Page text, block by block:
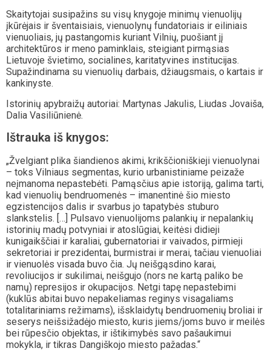
Skaitytojai susipažins su visų knygoje minimų vienuolijų
įkūrėjais ir šventaisiais, vienuolynų fundatoriais ir eiliniais
vienuoliais, jų pastangomis kuriant Vilnių, puošiant jį
architektūros ir meno paminklais, steigiant pirmąsias
Lietuvoje švietimo, socialines, karitatyvines institucijas.
Supažindinama su vienuolių darbais, džiaugsmais, o kartais ir
kankinyste.
Istorinių apybraižų autoriai: Martynas Jakulis, Liudas Jovaiša,
Dalia Vasiliūnienė.
Ištrauka iš knygos:
„Žvelgiant plika šiandienos akimi, krikščioniškieji vienuolynai
– toks Vilniaus segmentas, kurio urbanistiniame peizaže
neįmanoma nepastebėti. Pamąsčius apie istoriją, galima tarti,
kad vienuolių bendruomenės – imanentinė šio miesto
egzistencijos dalis ir svarbus jo tapatybės stuburo
slankstelis. […] Pulsavo vienuolijoms palankių ir nepalankių
istorinių madų potvyniai ir atoslūgiai, keitėsi didieji
kunigaikščiai ir karaliai, gubernatoriai ir vaivados, pirmieji
sekretoriai ir prezidentai, burmistrai ir merai, tačiau vienuoliai
ir vienuolės visada buvo čia. Jų neišgąsdino karai,
revoliucijos ir sukilimai, neišgujo (nors ne kartą paliko be
namų) represijos ir okupacijos. Netgi tapę nepastebimi
(kuklūs abitai buvo nepakeliamas reginys visagaliams
totalitariniams režimams), išsklaidytų bendruomenių broliai ir
seserys neišsižadėjo miesto, kuris jiems/joms buvo ir meilės
bei rūpesčio objektas, ir ištikimybės savo pašaukimui
mokykla, ir tikras Dangiškojo miesto pažadas.“